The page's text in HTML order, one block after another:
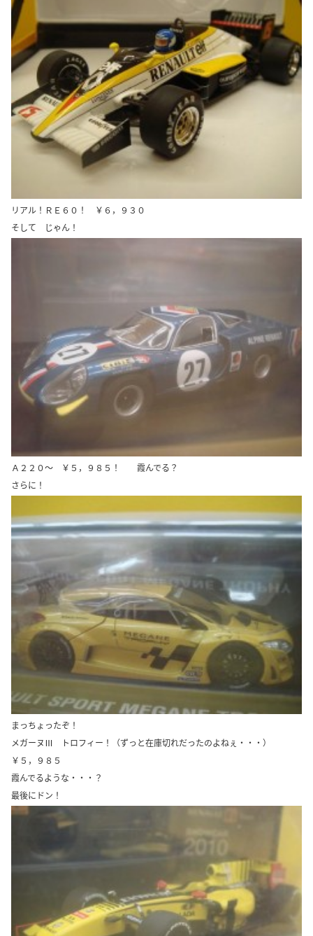
リアル！ＲＥ６０！ ￥６，９３０
そして じゃん！
Ａ２２０～ ￥５，９８５！ 霞んでる？
さらに！
まっちょったぞ！
メガーヌⅢ トロフィー！（ずっと在庫切れだったのよねぇ・・・）
￥５，９８５
霞んでるような・・・？
最後にドン！